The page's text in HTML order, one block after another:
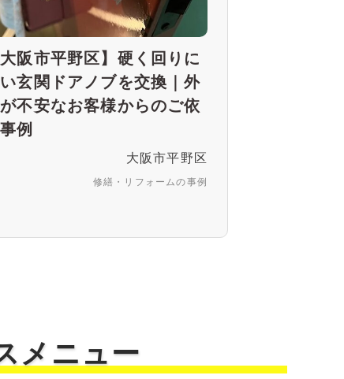
大阪市平野区】硬く回りに
い玄関ドアノブを交換｜外
不安なお客様からのご依
例
大阪市平野区
修繕・リフォームの事例
メニュー